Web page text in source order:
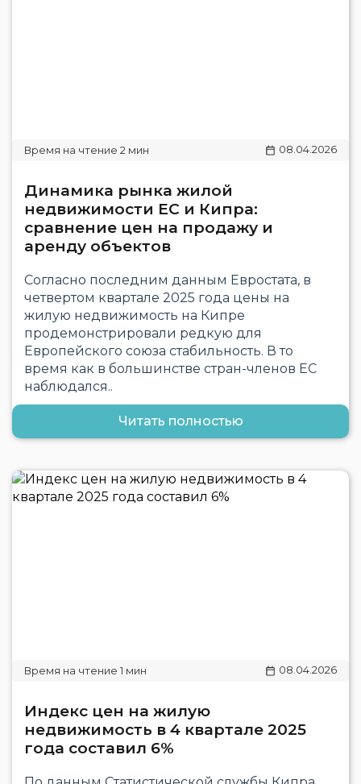
08.04.2026
Динамика рынка жилой
недвижимости ЕС и Кипра:
сравнение цен на продажу и
аренду объектов
Согласно последним данным Евростата, в
четвертом квартале 2025 года цены на
жилую недвижимость на Кипре
продемонстрировали редкую для
Европейского союза стабильность. В то
время как в большинстве стран-членов ЕС
наблюдался..
Читать полностью
08.04.2026
Индекс цен на жилую
недвижимость в 4 квартале 2025
года составил 6%